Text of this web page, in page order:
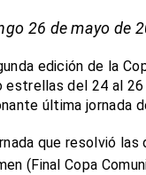
26 de mayo de
edición de la
estrellas del 24 al 26
última jornada
que resolvió
(Final Copa